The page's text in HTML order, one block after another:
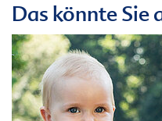
Das könnte Sie